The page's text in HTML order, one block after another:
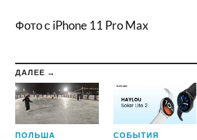
Фото с iPhone 11 Pro Max
ДАЛЕЕ →
ПОЛЬША СОБЫТИЯ